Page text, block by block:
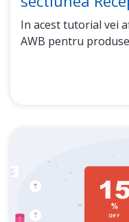
In acest tutorial vei
AWB pentru